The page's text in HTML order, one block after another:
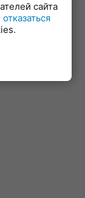
сайта
отказаться